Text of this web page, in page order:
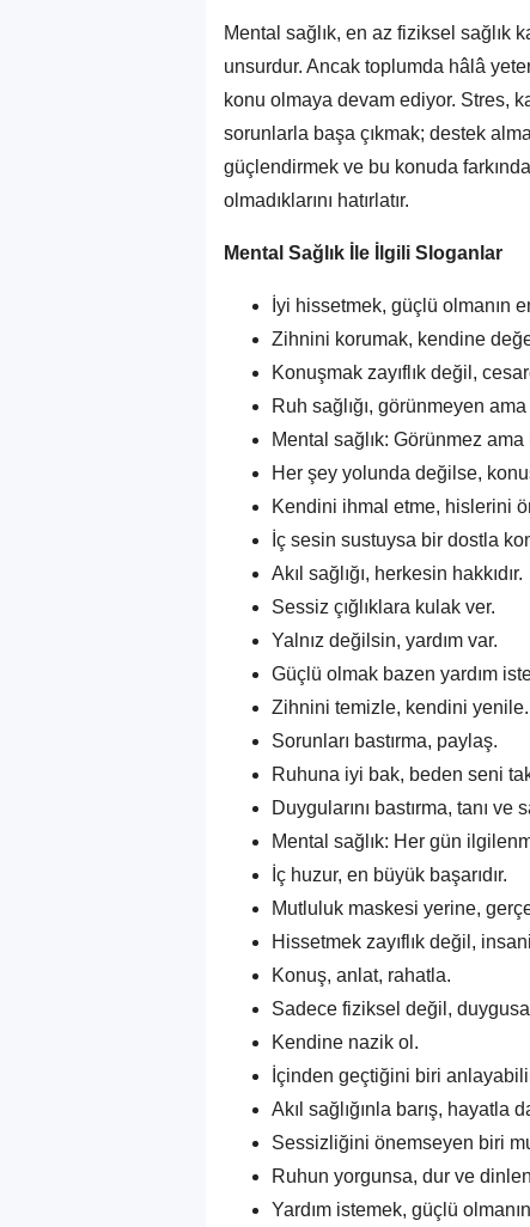
Mental sağlık, en az fiziksel sağlık
unsurdur. Ancak toplumda hâlâ
konu olmaya devam ediyor. Stres,
sorunlarla başa çıkmak; destek
güçlendirmek ve bu konuda
olmadıklarını hatırlatır.
Mental Sağlık İle İlgili Sloganlar
İyi hissetmek, güçlü olmanın
Zihnini korumak, kendine
Konuşmak zayıflık değil,
Ruh sağlığı, görünmeyen
Mental sağlık: Görünmez ama
Her şey yolunda değilse,
Kendini ihmal etme, hislerini
İç sesin sustuysa bir dostla
Akıl sağlığı, herkesin hakkıdır.
Sessiz çığlıklara kulak ver.
Yalnız değilsin, yardım var.
Güçlü olmak bazen yardım
Zihnini temizle, kendini yenile.
Sorunları bastırma, paylaş.
Ruhuna iyi bak, beden seni
Duygularını bastırma, tanı ve
Mental sağlık: Her gün
İç huzur, en büyük başarıdır.
Mutluluk maskesi yerine,
Hissetmek zayıflık değil,
Konuş, anlat, rahatla.
Sadece fiziksel değil,
Kendine nazik ol.
İçinden geçtiğini biri
Akıl sağlığınla barış, hayatla
Sessizliğini önemseyen biri
Ruhun yorgunsa, dur ve
Yardım istemek, güçlü olmanın